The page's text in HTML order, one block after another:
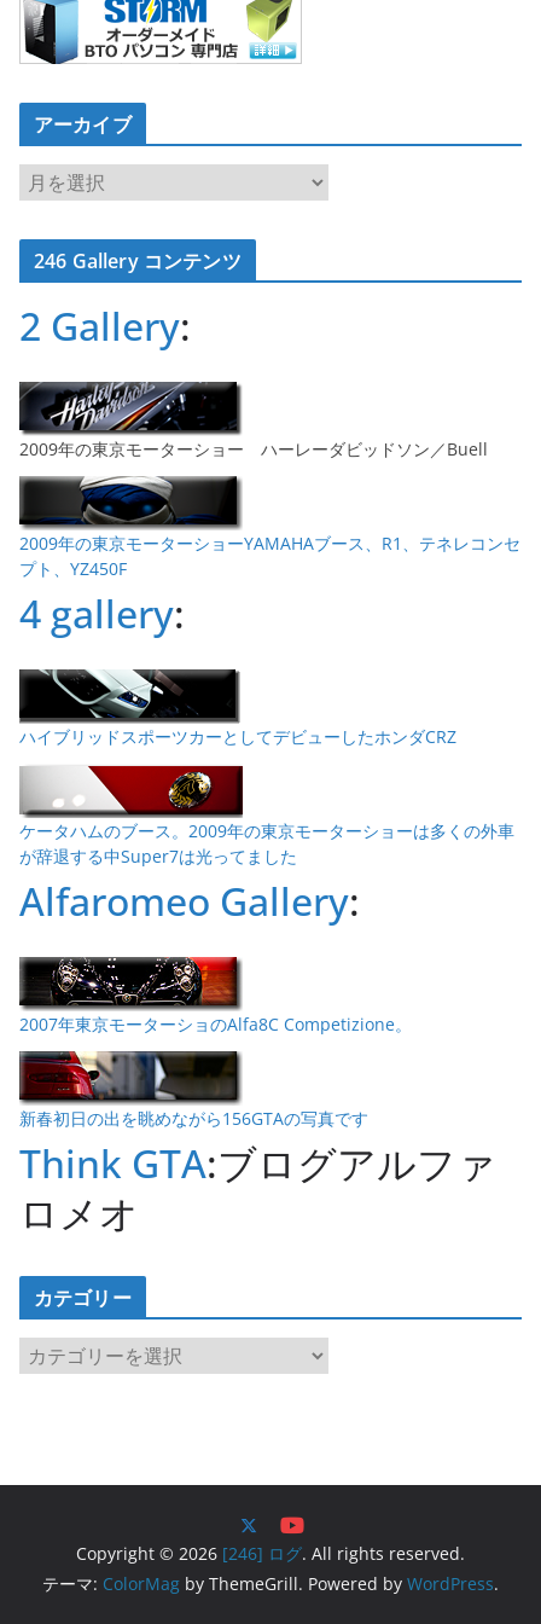
アーカイブ
ア
ー
カ
イ246 Gallery コンテンツ
2 Gallery:
2009年の東京モーターショー ハーレーダビッドソン／Buell
2009年の東京モーターショーYAMAHAブース、R1、テネレコンセ
プト、YZ450F
4 gallery:
ハイブリッドスポーツカーとしてデビューしたホンダCRZ
ケータハムのブース。2009年の東京モーターショーは多くの外車
が辞退する中Super7は光ってました
Alfaromeo Gallery:
2007年東京モーターショのAlfa8C Competizione。
新春初日の出を眺めながら156GTAの写真です
Think GTA:ブログアルファ
ロメオ
カテゴリー
カ
テ
Copyright © 2026 [246] ログ. All rights reserved.
テーマ: ColorMag by ThemeGrill. Powered by WordPress.